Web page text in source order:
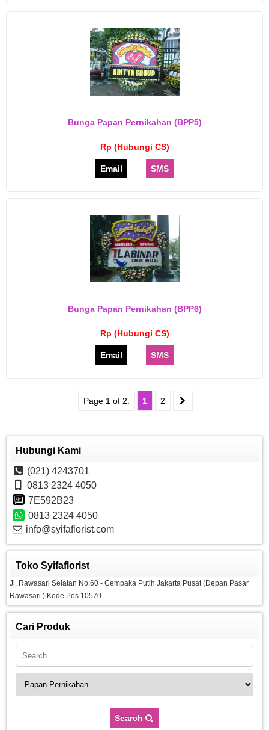
Bunga Papan Pernikahan (BPP5)
Rp (Hubungi CS)
Email SMS
Bunga Papan Pernikahan (BPP6)
Rp (Hubungi CS)
Email SMS
Page 1 of 2: 1 2
Hubungi Kami
(021) 4243701
0813 2324 4050
7E592B23
0813 2324 4050
info@syifaflorist.com
Toko Syifaflorist
Jl. Rawasari Selatan No.60 - Cempaka Putih Jakarta Pusat (Depan Pasar
Rawasari ) Kode Pos 10570
Cari Produk
Search